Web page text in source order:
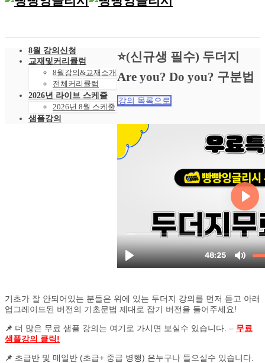
8월 강의신청
교재및커리큘럼
8월강의&교재소개
전체커리큘럼
2026년 라이브 스케줄
2026년 8월 스케줄
샘플강의
⭐(신규생 필수) 두더지
Are you? Do you? 구분법
강의 목록으로
기초가 잘 안되어있는 분들은 위에 있는 두더지 강의를 먼저 듣고 아래
업그레이드된 버전의 기초문법 제대로 잡기 버전을 들어주세요!
📌 더 많은 무료 샘플 강의는 여기로 가시면 보실수 있습니다. – 무료
샘플강의 클릭!
📌 초급반 및 매일반 (초급+ 중급 병행) 은누구나 들으실수 있습니다.